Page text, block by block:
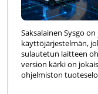
Saksalainen Sysgo
käyttöjärjestelmän,
sulautetun laitteen
version kärki on
ohjelmiston